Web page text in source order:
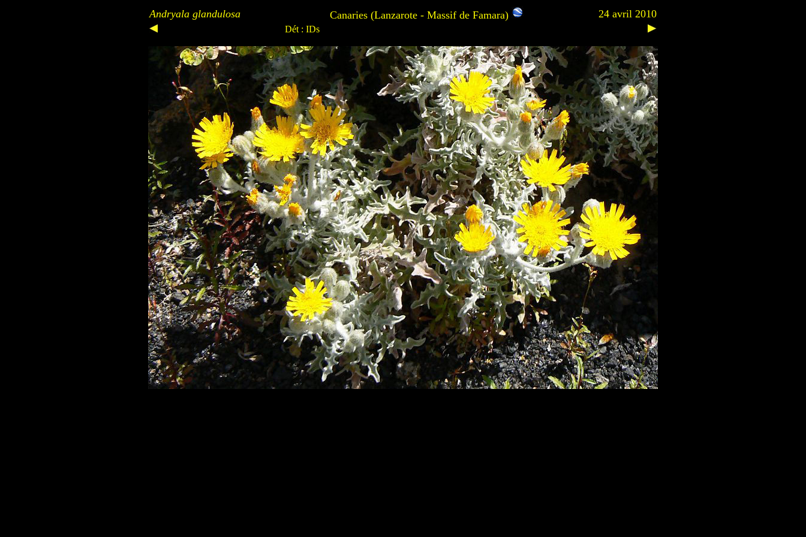
Andryala glandulosa Canaries (Lanzarote - Massif de Famara) 24 avril 2010
Dét : IDs